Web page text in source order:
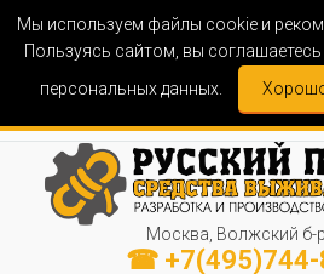
Мы используем файлы cookie и
Пользуясь сайтом, вы
персональных данных.
Москва, Волжский б-
☎ +7(495)744-